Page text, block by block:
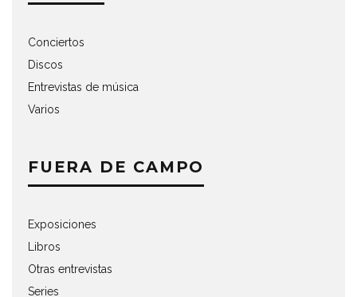
Conciertos
Discos
Entrevistas de música
Varios
FUERA DE CAMPO
Exposiciones
Libros
Otras entrevistas
Series